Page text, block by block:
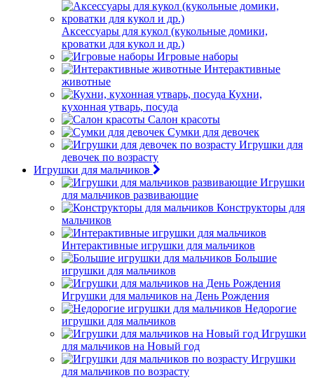
Аксессуары для кукол (кукольные домики,
кроватки для кукол и др.)
Игровые наборы
Интерактивные
животные
Кухни,
кухонная утварь, посуда
Салон красоты
Сумки для девочек
Игрушки для
девочек по возрасту
Игрушки для мальчиков
Игрушки
для мальчиков развивающие
Конструкторы для
мальчиков
Интерактивные игрушки для мальчиков
Большие
игрушки для мальчиков
Игрушки для мальчиков на День Рождения
Недорогие
игрушки для мальчиков
Игрушки
для мальчиков на Новый год
Игрушки
для мальчиков по возрасту